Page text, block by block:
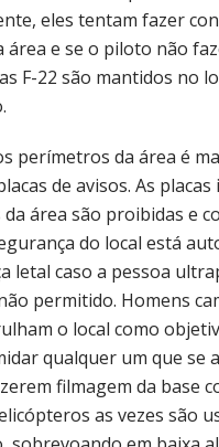
eles tentam fazer
área e se o piloto não
F-22 são mantidos no
perímetros da área é
de avisos. As
área são proibidas e
do local está
letal caso a pessoa
permitido. Homens
o local como
qualquer um que se
filmagem da base
as vezes são